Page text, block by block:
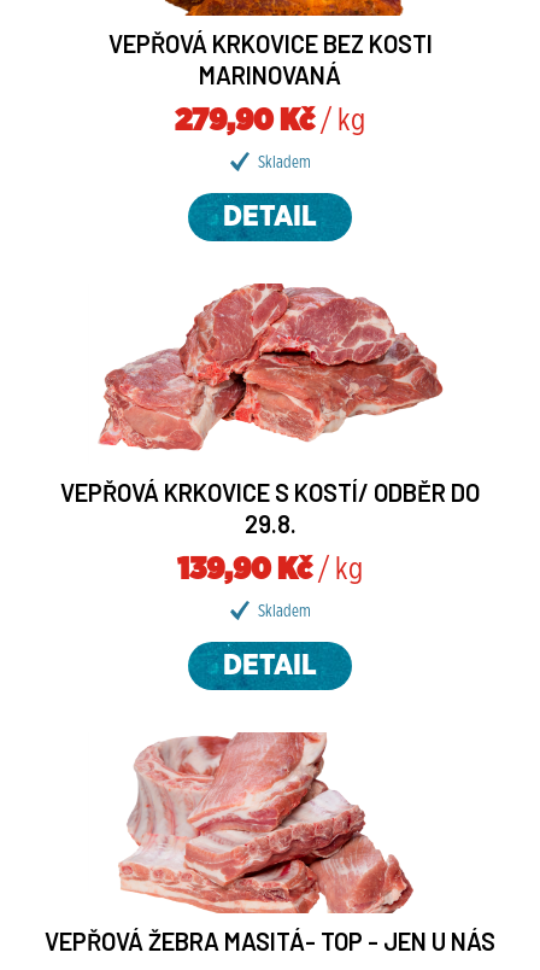
VEPŘOVÁ KRKOVICE BEZ KOSTI
MARINOVANÁ
279,90 Kč/ kg
Skladem
DETAIL
VEPŘOVÁ KRKOVICE S KOSTÍ/ ODBĚR DO
29.8.
139,90 Kč/ kg
Skladem
DETAIL
VEPŘOVÁ ŽEBRA MASITÁ- TOP - JEN U NÁS